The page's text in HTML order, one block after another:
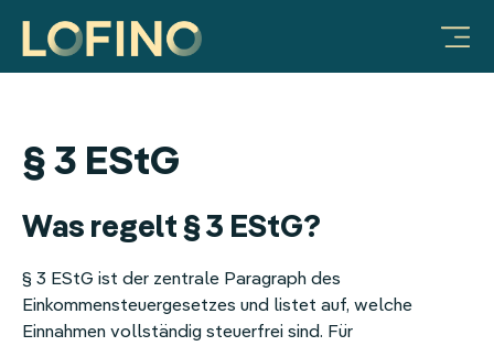
§ 3 EStG
Was regelt § 3 EStG?
§ 3 EStG ist der zentrale Paragraph des
Einkommensteuergesetzes und listet auf, welche
Einnahmen vollständig steuerfrei sind. Für
Produkte & Lösungen
Essenszuschuss
Mobilitätsbudget
Warum LOFINO?
Case Studies
Services
Vorteile für Unternehmen
Unternehmen
Ratgeber
Erholungsbeihilfe
FAQ & Hilfe